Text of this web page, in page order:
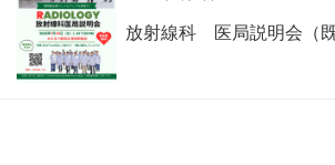
放射線科 医局説明会（既